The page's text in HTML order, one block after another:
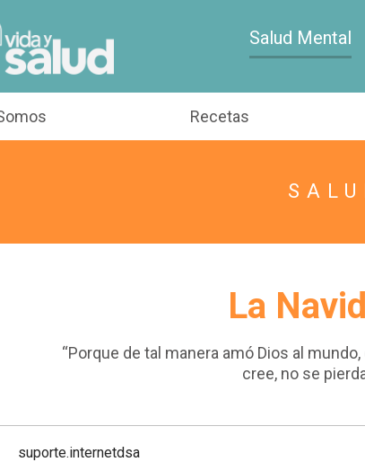
Salud Mental
Recetas
La
“Porque de tal manera amó Dios al
cree, no se
suporte.internetdsa